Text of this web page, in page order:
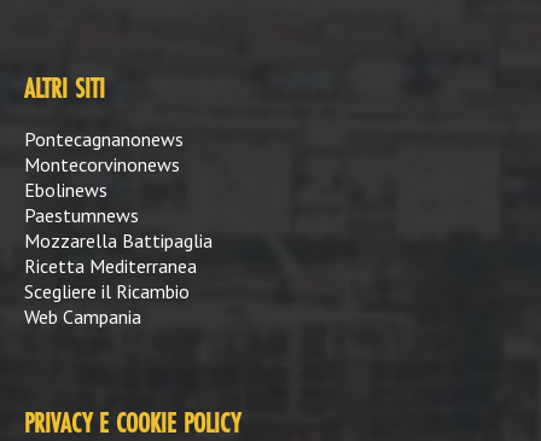
ALTRI SITI
Pontecagnanonews
Montecorvinonews
Ebolinews
Paestumnews
Mozzarella Battipaglia
Ricetta Mediterranea
Scegliere il Ricambio
Web Campania
PRIVACY E COOKIE POLICY